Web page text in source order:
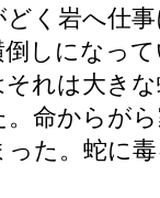
どく岩へ仕
倒しになっ
それは大き
。命からが
った。蛇に